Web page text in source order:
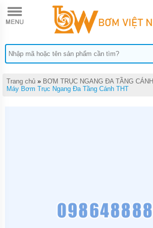
TRANG
CHỦ
BƠM
TĂNG
MÁY
BƠM
NƯỚC
Trang chủ » BƠM TRỤC NGANG ĐA TẦNG CÁNH
Máy Bơm Trục Ngang Đa Tầng Cánh THT